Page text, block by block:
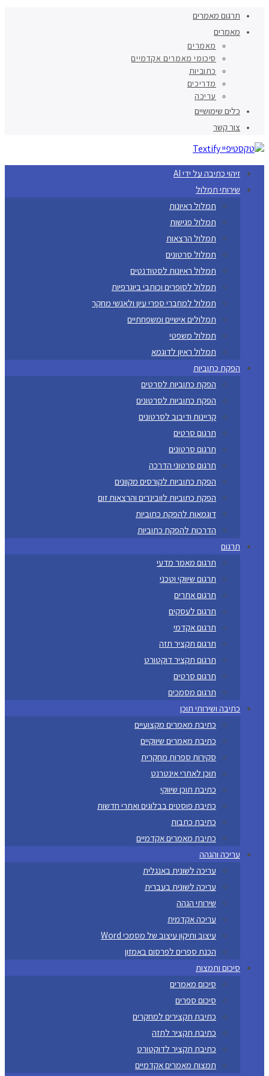
תרגום מאמרים
מאמרים
מאמרים
סיכומי מאמרים אקדמיים
כתוביות
מדריכים
עריכה
כלים שימושיים
צור קשר
זיהוי כתיבה על ידי AI
שירותי תמלול
תמלול ראיונות
תמלול פגישות
תמלול הרצאות
תמלול סרטונים
תמלול ראיונות לסטודנטים
תמלול לסופרים וכותבי ביוגרפיות
תמלול למחברי ספרי עיון ולאנשי מחקר
תמלולים אישיים ומשפחתיים
תמלול משפטי
תמלול ראיון לדוגמא
הפקת כתוביות
הפקת כתוביות לסרטים
הפקת כתוביות לסרטונים
קריינות ודיבוב לסרטונים
תרגום סרטים
תרגום סרטונים
תרגום סרטוני הדרכה
הפקת כתוביות לקורסים מקוונים
הפקת כתוביות לוובינרים והרצאות זום
דוגמאות להפקת כתוביות
הדרכות להפקת כתוביות
תרגום
תרגום מאמר מדעי
תרגום שיווקי וטכני
תרגום אתרים
תרגום לעסקים
תרגום אקדמי
תרגום תקציר תזה
תרגום תקציר דוקטורט
תרגום סרטים
תרגום מסמכים
כתיבה ושירותי תוכן
כתיבת מאמרים מקצועיים
כתיבת מאמרים שיווקיים
סקירות ספרות מחקרית
תוכן לאתרי אינטרנט
כתיבת תוכן שיווקי
כתיבת פוסטים בבלוגים ואתרי חדשות
כתיבת כתבות
כתיבת מאמרים אקדמיים
עריכה והגהה
עריכה לשונית באנגלית
עריכה לשונית בעברית
שירותי הגהה
עריכה אקדמית
עיצוב ותיקון עיצוב של מסמכי Word
הכנת ספרים לפרסום באמזון
סיכום ותמצות
סיכום מאמרים
סיכום ספרים
כתיבת תקצירים למחקרים
כתיבת תקציר לתזה
כתיבת תקציר לדוקטורט
תמצות מאמרים אקדמיים